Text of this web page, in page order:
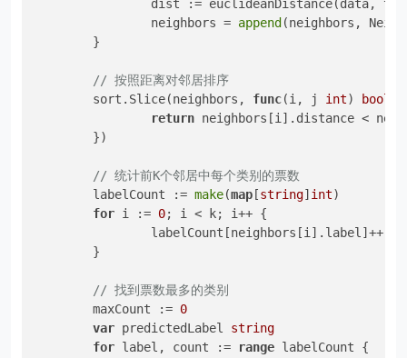
		neighbors =
append (neighbors,
// 按照距离对邻居排序
	sort.Slice(neighbors,
func(i, j int) bool
return neighbors[i].distance <
// 统计前K个邻居中每个类别的票数
	labelCount :=
make(map [string] int)
for i := 0; i < k; i++ {
// 找到票数最多的类别
	maxCount :=
0
var predictedLabel string
for label, count := range labelCount {